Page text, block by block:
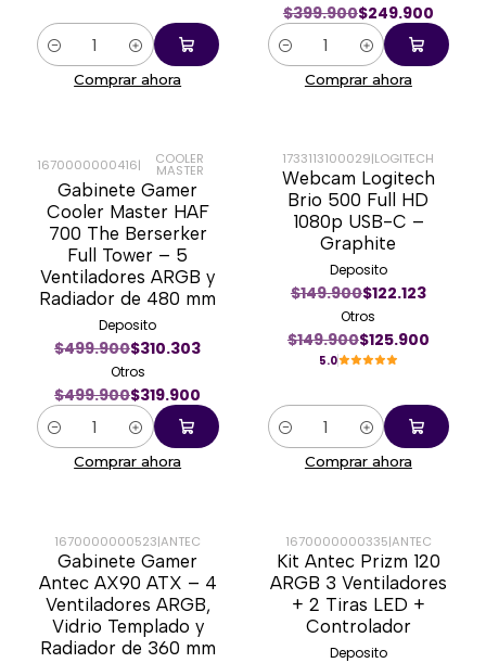
Cantidad
Comprar ahora
$399.900$249.900
Cantidad
Comprar ahora
-36%
1670000000416| COOLER
MASTER
Gabinete Gamer
Cooler Master HAF
700 The Berserker
Full Tower – 5
Ventiladores ARGB y
Radiador de 480 mm
Deposito
$499.900$310.303
Otros
$499.900$319.900
Cantidad
Comprar ahora
-16%
1733113100029|LOGITECH
Webcam Logitech
Brio 500 Full HD
1080p USB-C –
Graphite
Deposito
$149.900$122.123
Otros
$149.900$125.900
5.0
Cantidad
Comprar ahora
-37%
1670000000523|ANTEC
Gabinete Gamer
Antec AX90 ATX – 4
Ventiladores ARGB,
Vidrio Templado y
Radiador de 360 mm
-29%
1670000000335|ANTEC
Kit Antec Prizm 120
ARGB 3 Ventiladores
+ 2 Tiras LED +
Controlador
Deposito